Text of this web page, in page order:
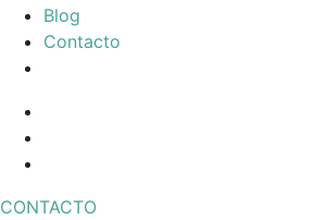
Dios
nos
creó
mucho
mas
Blog
Contacto
CONTACTO